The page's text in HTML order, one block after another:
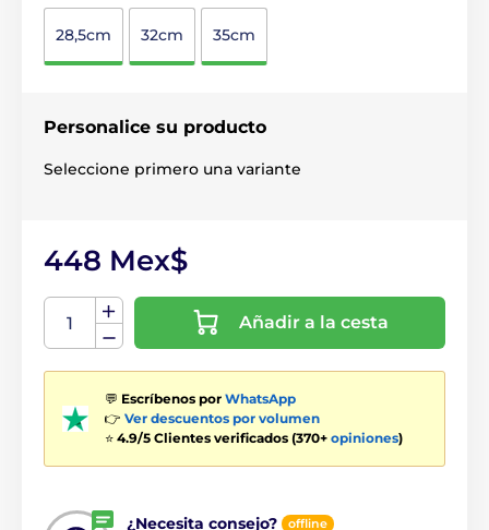
28,5cm 32cm 35cm
Personalice su producto
Seleccione primero una variante
448 Mex$
Añadir a la cesta
💬 Escríbenos por WhatsApp
👉 Ver descuentos por volumen
⭐ 4.9/5 Clientes verificados (370+ opiniones)
¿Necesita consejo? offline